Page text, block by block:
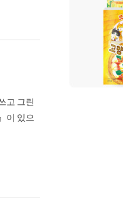
고 그린
이 있으